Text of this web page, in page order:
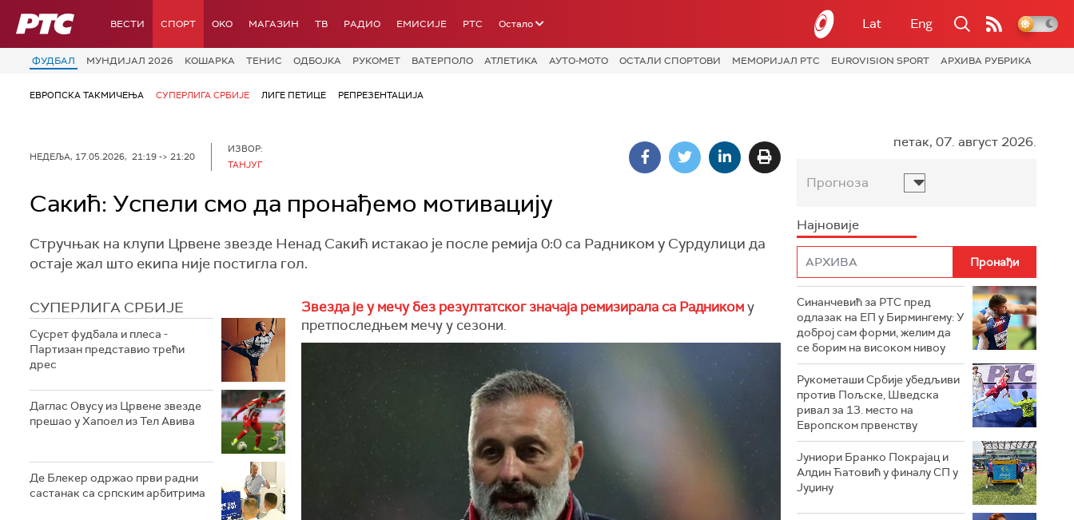
РТС ВЕСТИ СПОРТ OKO МАГАЗИН ТВ РАДИО ЕМИСИЈЕ РТС Остало Lat Eng
ФУДБАЛ МУНДИЈАЛ 2026 КОШАРКА ТЕНИС ОДБОЈКА РУКОМЕТ ВАТЕРПОЛО АТЛЕТИКА АУТО-МОТО ОСТАЛИ СПОРТОВИ МЕМОРИЈАЛ РТС EUROVISION SPORT АРХИВА РУБРИКА
ЕВРОПСКА ТАКМИЧЕЊА СУПЕРЛИГА СРБИЈЕ ЛИГЕ ПЕТИЦЕ РЕПРЕЗЕНТАЦИЈА
НЕДЕЉА, 17.05.2026, 21:19 -> 21:20
ИЗВОР:
ТАНЈУГ
Сакић: Успели смо да пронађемо мотивацију
Стручњак на клупи Црвене звезде Ненад Сакић истакао је после ремија 0:0 са Радником у Сурдулици да
остаје жал што екипа није постигла гол.
СУПЕРЛИГА СРБИЈЕ
Сусрет фудбала и плеса -
Партизан представио трећи
дрес
Даглас Овусу из Црвене звезде
прешао у Хапоел из Тел Авива
Де Блекер одржао први радни
састанак са српским арбитрима
Звезда је у мечу без резултатског значаја ремизирала са Радникому
претпоследњем мечу у сезони.
петак, 07. август 2026.
Прогноза
Најновије
Синанчевић за РТС пред
одлазак на ЕП у Бирмингему: У
доброј сам форми, желим да
се борим на високом нивоу
Рукометаши Србије убедљиви
против Пољске, Шведска
ривал за 13. место на
Европском првенству
Јуниори Бранко Покрајац и
Алдин Ћатовић у финалу СП у
Јуџину